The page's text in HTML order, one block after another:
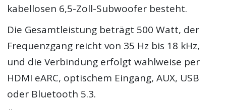
kabellosen 6,5-Zoll-Subwoofer besteht.
Die Gesamtleistung beträgt 500 Watt, der
Frequenzgang reicht von 35 Hz bis 18 kHz,
und die Verbindung erfolgt wahlweise per
HDMI eARC, optischem Eingang, AUX, USB
oder Bluetooth 5.3.